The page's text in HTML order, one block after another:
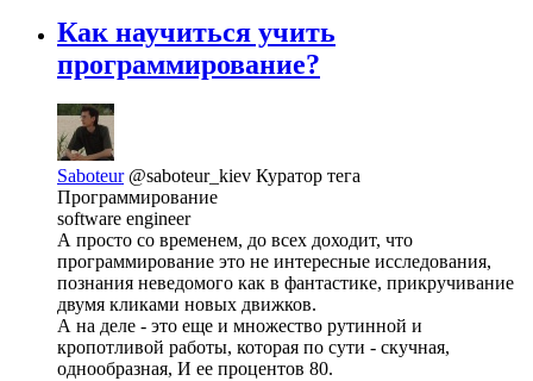
Как научиться учить
программирование?
Saboteur @saboteur_kiev Куратор тега
Программирование
software engineer
А просто со временем, до всех доходит, что
программирование это не интересные исследования,
познания неведомого как в фантастике, прикручивание
двумя кликами новых движков.
А на деле - это еще и множество рутинной и
кропотливой работы, которая по сути - скучная,
однообразная, И ее процентов 80.